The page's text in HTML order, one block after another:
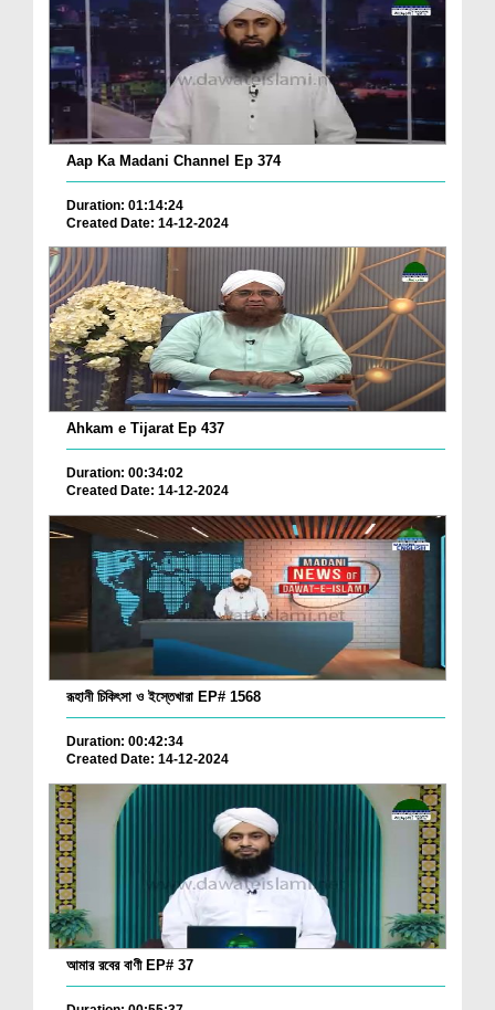
Aap Ka Madani Channel Ep 374
Duration: 01:14:24
Created Date: 14-12-2024
Ahkam e Tijarat Ep 437
Duration: 00:34:02
Created Date: 14-12-2024
রূহানী চিকিৎসা ও ইস্তেখারা EP# 1568
Duration: 00:42:34
Created Date: 14-12-2024
আমার রবের বাণী EP# 37